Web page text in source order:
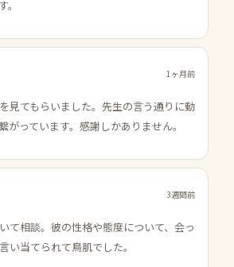
1ヶ月前
見てもらいました。先生の言う通りに動
がっています。感謝しかありません。
3週間前
て相談。彼の性格や態度について、会っ
い当てられて鳥肌でした。